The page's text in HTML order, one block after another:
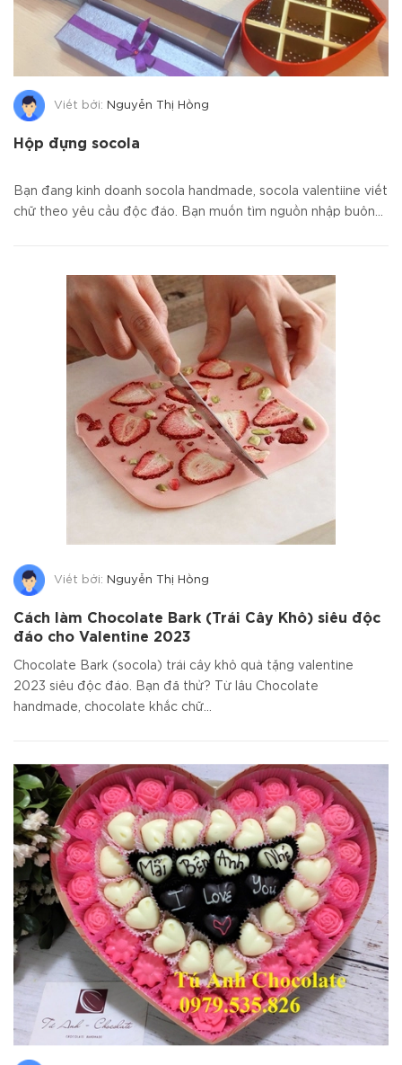
Viết bởi: Nguyễn Thị Hồng
Hộp đựng socola
Bạn đang kinh doanh socola handmade, socola valentiine viết
chữ theo yêu cầu độc đáo. Bạn muốn tìm nguồn nhập buôn...
Viết bởi: Nguyễn Thị Hồng
Cách làm Chocolate Bark (Trái Cây Khô) siêu độc
đáo cho Valentine 2023
Chocolate Bark (socola) trái cây khô quà tặng valentine
2023 siêu độc đáo. Bạn đã thử? Từ lâu Chocolate
handmade, chocolate khắc chữ...